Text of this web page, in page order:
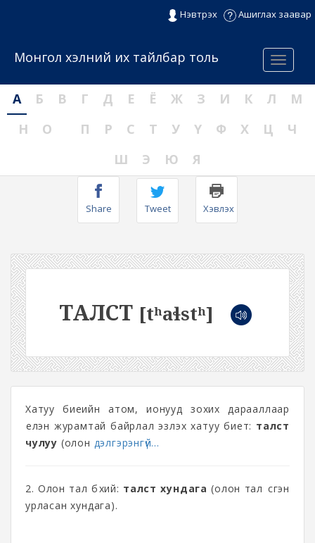
Нэвтрэх Ашиглах заавар
Menu
Монгол хэлний их тайлбар толь
А Б В Г Д Е Ё Ж З И К Л
М
Н
О П Р С Т У Ү Ф Х Ц
Ч
Ш
Э Ю Я
Share Tweet Хэвлэх
ТАЛСТ [tʰaɬstʰ]
Хатуу биеийн атом, ионууд зохих дарааллаар
үелэн журамтай байрлал эзлэх хатуу биет: талст
чулуу (олон дэлгэрэнгүй...
2. Олон тал бүхий: талст хундага (олон тал үүсгэн
урласан хундага).